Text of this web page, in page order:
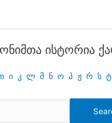
ისტორია
ი კ ლ მ ნ ო პ ჟ რ ს ტ